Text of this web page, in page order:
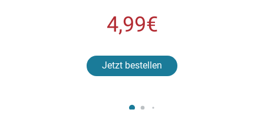
4,99€
Jetzt bestellen